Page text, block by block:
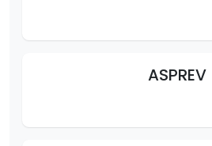
ASPREV